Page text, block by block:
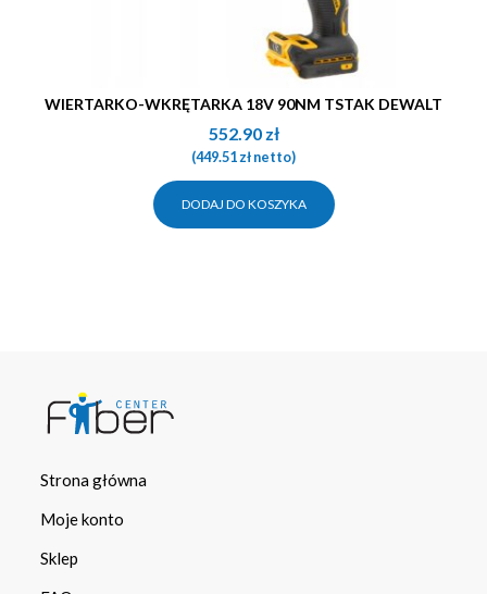
WIERTARKO-WKRĘTARKA 18V 90NM TSTAK DEWALT
552.90 zł
(449.51złnetto)
DODAJ DO KOSZYKA
Strona główna
Moje konto
Sklep